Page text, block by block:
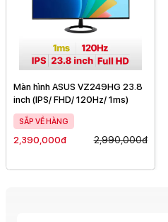
Màn hình ASUS VZ249HG 23.8
inch (IPS/ FHD/ 120Hz/ 1ms)
SẮP VỀ HÀNG
2,390,000đ 2,990,000đ